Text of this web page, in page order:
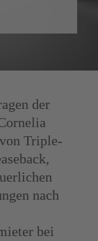
der
Triple-
nach
bei